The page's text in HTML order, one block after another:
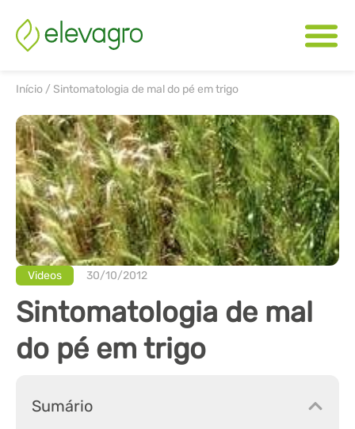
Início /Sintomatologia de mal do pé em trigo
Videos 30/10/2012
Sintomatologia de mal
do pé em trigo
Sumário